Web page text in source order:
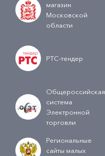
магазин
Московской
области
РТС-тендер
Общероссийская
система
Электронной
торговли
Региональные
сайты малых